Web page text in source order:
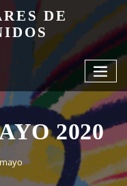
DE
2020
mayo